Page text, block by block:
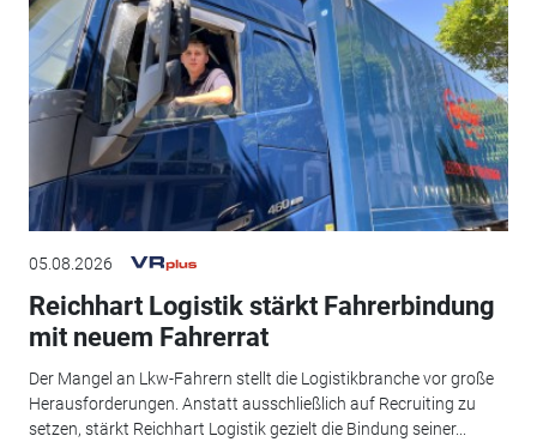
05.08.2026
Reichhart Logistik stärkt Fahrerbindung
mit neuem Fahrerrat
Der Mangel an Lkw-Fahrern stellt die Logistikbranche vor große
Herausforderungen. Anstatt ausschließlich auf Recruiting zu
setzen, stärkt Reichhart Logistik gezielt die Bindung seiner...